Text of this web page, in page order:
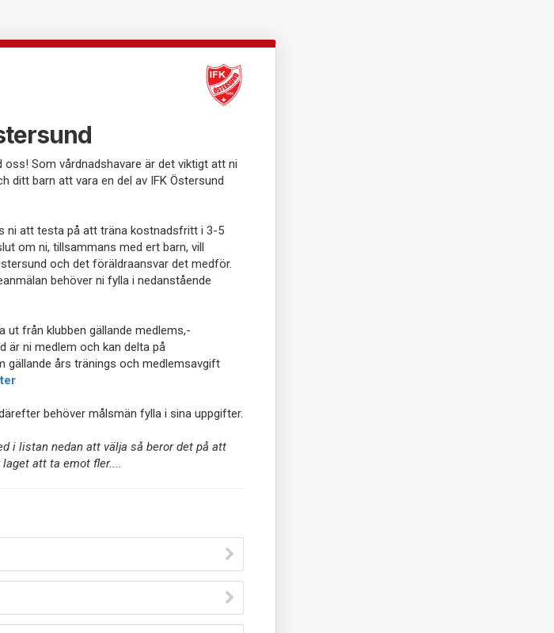
Som vårdnadshavare är det viktigt att ni
ditt barn att vara en del av IFK Östersund
ni att testa på att träna kostnadsfritt i 3-5
om ni, tillsammans med ert barn, vill
och det föräldraansvar det medför.
behöver ni fylla i nedanstående
ut från klubben gällande medlems,-
är ni medlem och kan delta på
års tränings och medlemsavgift
behöver målsmän fylla i sina uppgifter.
i listan nedan att välja så beror det på att
att ta emot fler....